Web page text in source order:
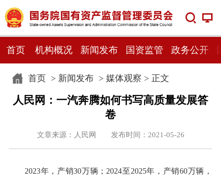
首页 机构概况 新闻发布 国资监管 政务公开
首页> 新闻发布> 媒体观察 > 正文
人民网：一汽奔腾如何书写高质量发展答
卷
文章来源：人民网 发布时间：2021-05-26
2023年，产销30万辆；2024至2025年，产销60万辆，